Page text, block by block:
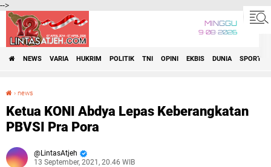
-->
MINGGU
9•08•2026
NEWS VARIA HUKRIM POLITIK TNI OPINI EKBIS DUNIA SPORT
› news
Ketua KONI Abdya Lepas Keberangkatan
PBVSI Pra Pora
LintasAtjeh
13 September, 2021, 20.46 WIB